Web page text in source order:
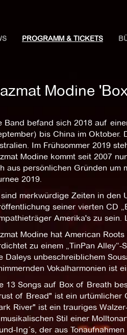
PROGRAMM & TICKETS
Modine
Band befand sich 2018 auf
bis China im Oktober.
Im Frühsommer 2019
Modine kommt seit 2007
aus persönlichen Gründen um
2019.
sind merkwürdige Zeiten in den
seiner vierten CD
Amerika's zu sein.
Modine hat American
zu einem „TinPan
Daleys unbeschreiblichem
Vokalharmonien ist
13 Songs auf Box of Breath
of Bread" ist ein urtümlicher
River" ist ein trauriges
Stil einer
Ing´s, der aus